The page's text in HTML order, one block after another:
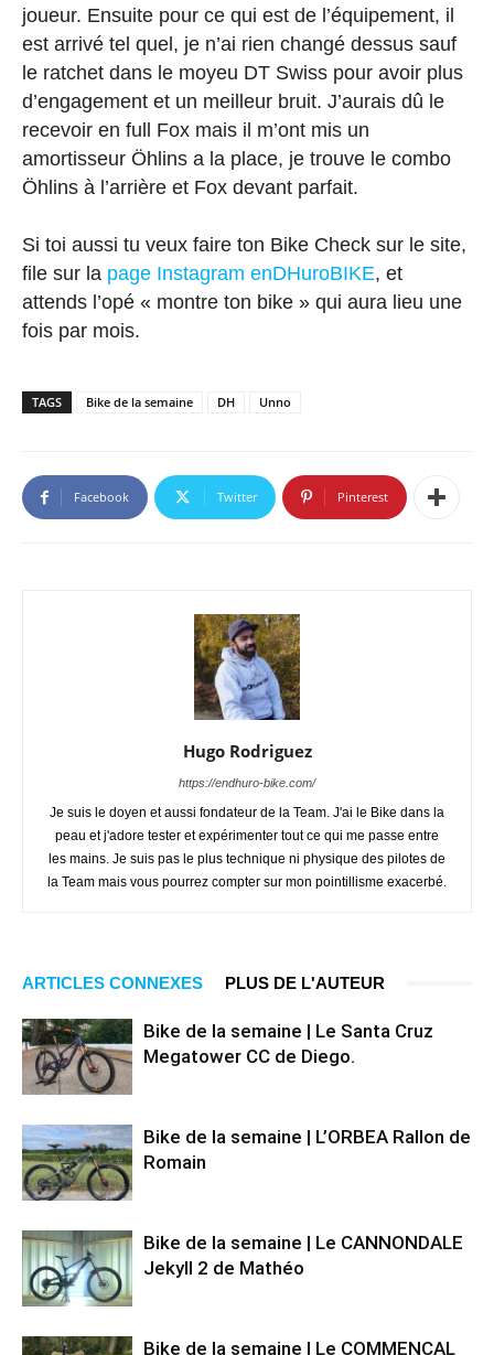
joueur. Ensuite pour ce qui est de l’équipement, il
est arrivé tel quel, je n’ai rien changé dessus sauf
le ratchet dans le moyeu DT Swiss pour avoir plus
d’engagement et un meilleur bruit. J’aurais dû le
recevoir en full Fox mais il m’ont mis un
amortisseur Öhlins a la place, je trouve le combo
Öhlins à l’arrière et Fox devant parfait.
Si toi aussi tu veux faire ton Bike Check sur le site,
file sur la page Instagram enDHuroBIKE, et
attends l’opé « montre ton bike » qui aura lieu une
fois par mois.
TAGS Bike de la semaine DH Unno
Facebook Twitter Pinterest
Hugo Rodriguez
https://endhuro-bike.com/
Je suis le doyen et aussi fondateur de la Team. J'ai le Bike dans la
peau et j'adore tester et expérimenter tout ce qui me passe entre
les mains. Je suis pas le plus technique ni physique des pilotes de
la Team mais vous pourrez compter sur mon pointillisme exacerbé.
ARTICLES CONNEXES PLUS DE L'AUTEUR
Bike de la semaine | Le Santa Cruz
Megatower CC de Diego.
Bike de la semaine | L’ORBEA Rallon de
Romain
Bike de la semaine | Le CANNONDALE
Jekyll 2 de Mathéo
Bike de la semaine | Le COMMENCAL